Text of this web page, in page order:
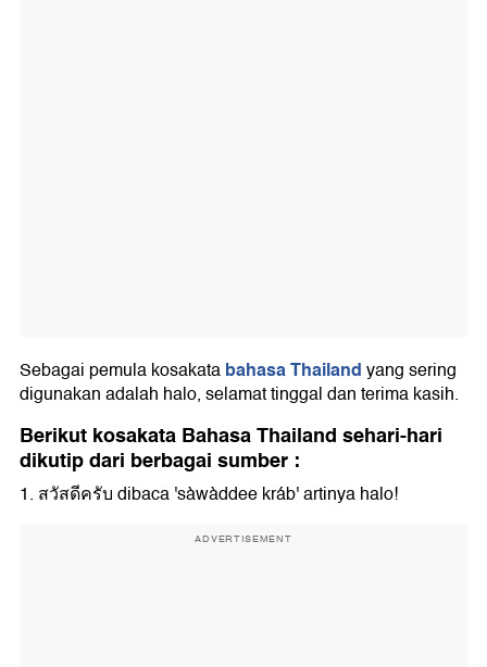
Sebagai pemula kosakatabahasa Thailandyang sering
digunakan adalah halo, selamat tinggal dan terima kasih.
Berikut kosakata Bahasa Thailand sehari-hari
dikutip dari berbagai sumber :
1. สวัสดีครับ dibaca 'sàwàddee kráb' artinya halo!
ADVERTISEMENT